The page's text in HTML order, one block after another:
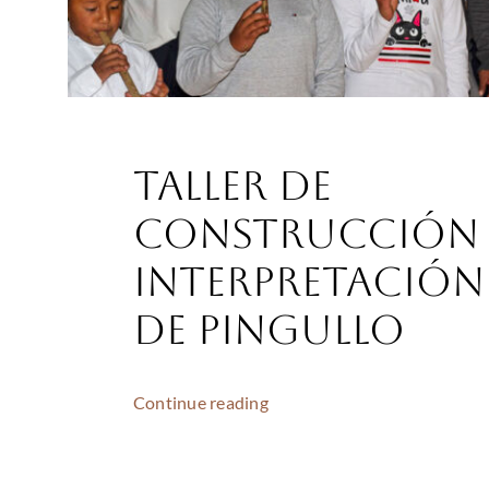
Taller de
construcción
interpretación
de Pingullo
Continue reading